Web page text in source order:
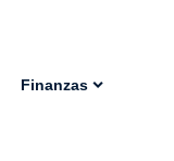
Finanzas